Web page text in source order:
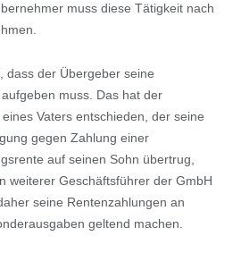
muss diese Tätigkeit nach
dass der Übergeber seine
muss. Das hat der
Vaters entschieden, der seine
gegen Zahlung einer
auf seinen Sohn übertrug,
weiterer Geschäftsführer der GmbH
seine Rentenzahlungen an
geltend machen.